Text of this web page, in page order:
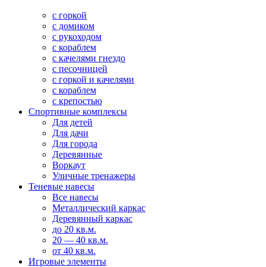
с горкой
с домиком
с рукоходом
с кораблем
с качелями гнездо
с песочницей
с горкой и качелями
с кораблем
с крепостью
Спортивные комплексы
Для детей
Для дачи
Для города
Деревянные
Воркаут
Уличные тренажеры
Теневые навесы
Все навесы
Металлический каркас
Деревянный каркас
до 20 кв.м.
20 — 40 кв.м.
от 40 кв.м.
Игровые элементы